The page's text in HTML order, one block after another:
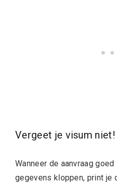
Vergeet je visum niet!
Wanneer de aanvraag
gegevens kloppen, print je